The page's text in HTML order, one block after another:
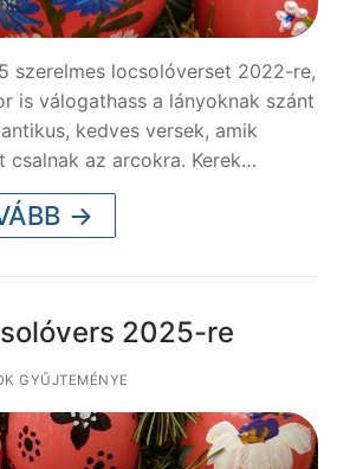
szerelmes locsolóverset 2022-re,
is válogathass a lányoknak szánt
kedves versek, amik
csalnak az arcokra. Kerek…
→
2025-re
GYŰJTEMÉNYE